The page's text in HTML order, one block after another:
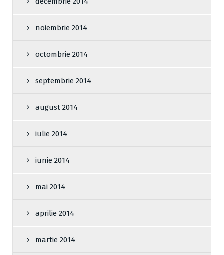
noiembrie 2014
octombrie 2014
septembrie 2014
august 2014
iulie 2014
iunie 2014
mai 2014
aprilie 2014
martie 2014